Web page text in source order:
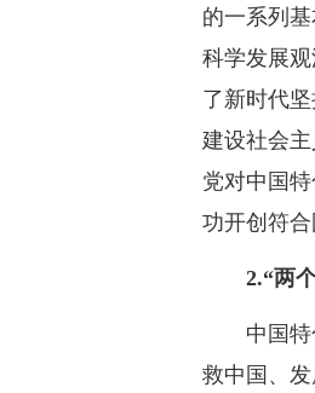
的一系列
科学发展
了新时代
建设社会
党对中国
功开创符
2.“两
中国
救中国、